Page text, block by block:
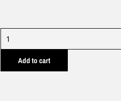
AM0149
quantity
Add to cart